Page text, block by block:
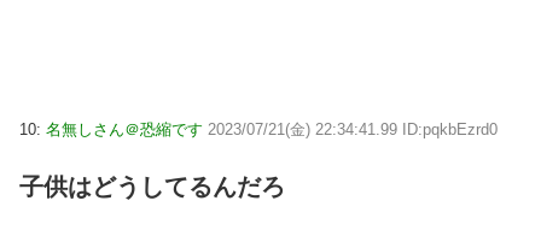
10: 名無しさん＠恐縮です 2023/07/21(金) 22:34:41.99 ID:pqkbEzrd0
子供はどうしてるんだろ